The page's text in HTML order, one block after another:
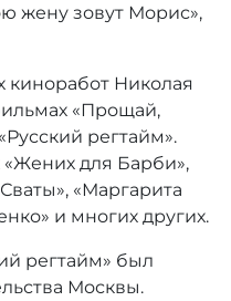
жену зовут Морис»,
Николая
«Прощай,
регтайм».
для Барби»,
«Маргарита
и многих других.
регтайм» был
Москвы.